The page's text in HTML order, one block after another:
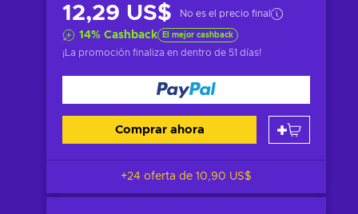
12,29 US$ No es el precio final
14% Cashback El mejor cashback
¡La promoción finaliza en dentro de 51 días!
Comprar ahora
+24 oferta de 10,90 US$